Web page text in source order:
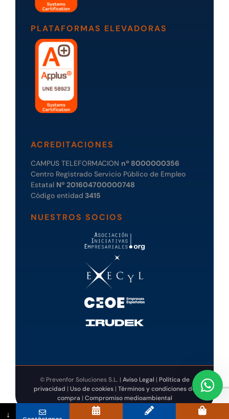
PLATAFORMAS ELEVADORAS
ACREDITACIONES
CAMPUS TELEFORMACION nº 8000000356
Centro Registrado Servicio Público de Empleo
Estatal Nº 201604700000748
Código entidad 3415
NUESTROS SOCIOS
© Prevenfor Soluciones S.L. | Aviso Legal | Política de
privacidad | Uso de cookies| Términos y condiciones de
compra | Compromiso medioambiental
↓